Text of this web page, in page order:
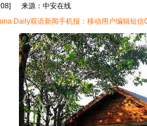
来源：中安在线
Daily双语新闻手机报：移动用户编辑短